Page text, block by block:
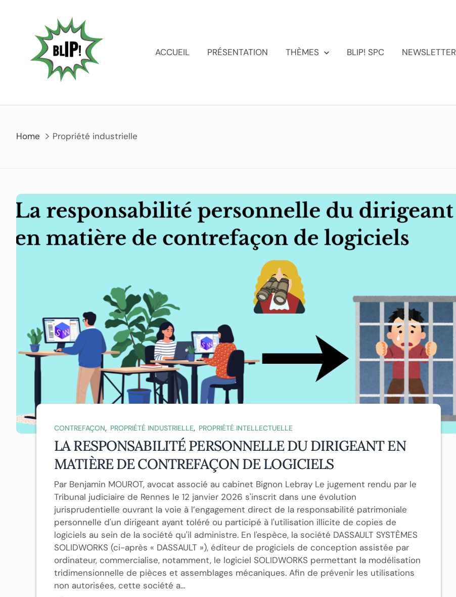
ACCUEIL PRÉSENTATION THÈMES BLIP! SPC NEWSLETTER
Home Propriété industrielle
CONTREFAÇON, PROPRIÉTÉ INDUSTRIELLE, PROPRIÉTÉ INTELLECTUELLE
LA RESPONSABILITÉ PERSONNELLE DU DIRIGEANT EN
MATIÈRE DE CONTREFAÇON DE LOGICIELS
Par Benjamin MOUROT, avocat associé au cabinet Bignon Lebray Le jugement rendu par le
Tribunal judiciaire de Rennes le 12 janvier 2026 s'inscrit dans une évolution
jurisprudentielle ouvrant la voie à l’engagement direct de la responsabilité patrimoniale
personnelle d'un dirigeant ayant toléré ou participé à l'utilisation illicite de copies de
logiciels au sein de la société qu'il administre. En l'espèce, la société DASSAULT SYSTÈMES
SOLIDWORKS (ci-après « DASSAULT »), éditeur de progiciels de conception assistée par
ordinateur, commercialise, notamment, le logiciel SOLIDWORKS permettant la modélisation
tridimensionnelle de pièces et assemblages mécaniques. Afin de prévenir les utilisations
non autorisées, cette société a...